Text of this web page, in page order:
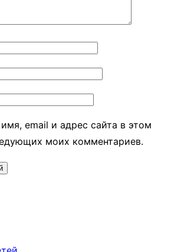
email и адрес сайта в этом
моих комментариев.